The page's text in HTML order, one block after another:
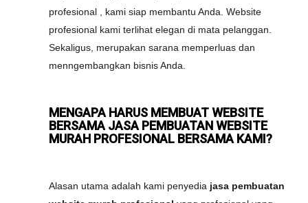
profesional , kami siap membantu Anda. Website
profesional kami terlihat elegan di mata pelanggan.
Sekaligus, merupakan sarana memperluas dan
menngembangkan bisnis Anda.
MENGAPA HARUS MEMBUAT WEBSITE
BERSAMA JASA PEMBUATAN WEBSITE
MURAH PROFESIONAL BERSAMA KAMI?
Alasan utama adalah kami penyedia jasa pembuatan